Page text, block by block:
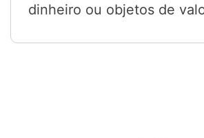
dinheiro ou objetos de